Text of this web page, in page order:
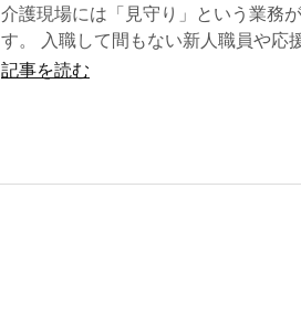
介護現場には「見守り」という業務
す。 入職して間もない新人職員や応
た職員にやってもらうことの代表的な
記事を読む